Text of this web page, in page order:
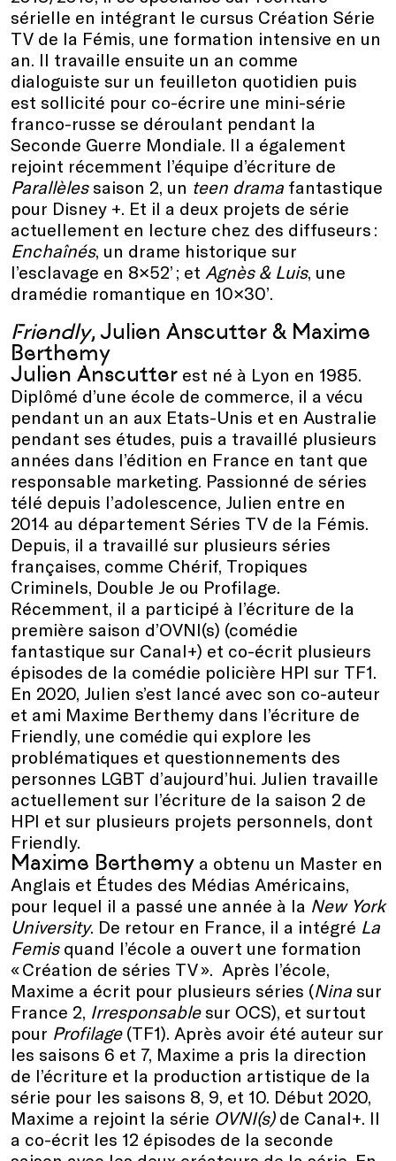
sérielle en intégrant le cursus Création Série
TV de la Fémis, une formation intensive en un
an. Il travaille ensuite un an comme
dialoguiste sur un feuilleton quotidien puis
est sollicité pour co-écrire une mini-série
franco-russe se déroulant pendant la
Seconde Guerre Mondiale. Il a également
rejoint récemment l’équipe d’écriture de
Parallèlessaison 2, un teen drama fantastique
pour Disney +. Et il a deux projets de série
actuellement en lecture chez des diffuseurs :
Enchaînés, un drame historique sur
l’esclavage en 8×52’ ; et Agnès & Luis, une
dramédie romantique en 10×30’.
Friendly,Julien Anscutter & Maxime
Berthemy
Julien Anscutter est né à Lyon en 1985.
Diplômé d’une école de commerce, il a vécu
pendant un an aux Etats-Unis et en Australie
pendant ses études, puis a travaillé plusieurs
années dans l’édition en France en tant que
responsable marketing. Passionné de séries
télé depuis l’adolescence, Julien entre en
2014 au département Séries TV de la Fémis.
Depuis, il a travaillé sur plusieurs séries
françaises, comme Chérif, Tropiques
Criminels, Double Je ou Profilage.
Récemment, il a participé à l’écriture de la
première saison d’OVNI(s) (comédie
fantastique sur Canal+) et co-écrit plusieurs
épisodes de la comédie policière HPI sur TF1.
En 2020, Julien s’est lancé avec son co-auteur
et ami Maxime Berthemy dans l’écriture de
Friendly, une comédie qui explore les
problématiques et questionnements des
personnes LGBT d’aujourd’hui. Julien travaille
actuellement sur l’écriture de la saison 2 de
HPI et sur plusieurs projets personnels, dont
Friendly.
Maxime Berthemy a obtenu un Master en
Anglais et Études des Médias Américains,
pour lequel il a passé une année à la New York
University. De retour en France, il a intégré La
Femisquand l’école a ouvert une formation
« Création de séries TV ». Après l’école,
Maxime a écrit pour plusieurs séries (Nina sur
France 2, Irresponsablesur OCS), et surtout
pour Profilage (TF1). Après avoir été auteur sur
les saisons 6 et 7, Maxime a pris la direction
de l’écriture et la production artistique de la
série pour les saisons 8, 9, et 10. Début 2020,
Maxime a rejoint la série OVNI(s) de Canal+. Il
a co-écrit les 12 épisodes de la seconde